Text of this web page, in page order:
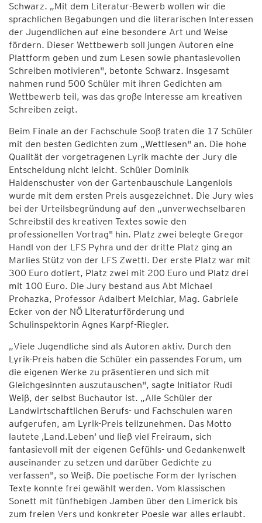
Schwarz. „Mit dem Literatur-Bewerb wollen wir die
sprachlichen Begabungen und die literarischen Interessen
der Jugendlichen auf eine besondere Art und Weise
fördern. Dieser Wettbewerb soll jungen Autoren eine
Plattform geben und zum Lesen sowie phantasievollen
Schreiben motivieren", betonte Schwarz. Insgesamt
nahmen rund 500 Schüler mit ihren Gedichten am
Wettbewerb teil, was das große Interesse am kreativen
Schreiben zeigt.
Beim Finale an der Fachschule Sooß traten die 17 Schüler
mit den besten Gedichten zum „Wettlesen" an. Die hohe
Qualität der vorgetragenen Lyrik machte der Jury die
Entscheidung nicht leicht. Schüler Dominik
Haidenschuster von der Gartenbauschule Langenlois
wurde mit dem ersten Preis ausgezeichnet. Die Jury wies
bei der Urteilsbegründung auf den „unverwechselbaren
Schreibstil des kreativen Textes sowie den
professionellen Vortrag" hin. Platz zwei belegte Gregor
Handl von der LFS Pyhra und der dritte Platz ging an
Marlies Stütz von der LFS Zwettl. Der erste Platz war mit
300 Euro dotiert, Platz zwei mit 200 Euro und Platz drei
mit 100 Euro. Die Jury bestand aus Abt Michael
Prohazka, Professor Adalbert Melchiar, Mag. Gabriele
Ecker von der NÖ Literaturförderung und
Schulinspektorin Agnes Karpf-Riegler.
„Viele Jugendliche sind als Autoren aktiv. Durch den
Lyrik-Preis haben die Schüler ein passendes Forum, um
die eigenen Werke zu präsentieren und sich mit
Gleichgesinnten auszutauschen", sagte Initiator Rudi
Weiß, der selbst Buchautor ist. „Alle Schüler der
Landwirtschaftlichen Berufs- und Fachschulen waren
aufgerufen, am Lyrik-Preis teilzunehmen. Das Motto
lautete ‚Land.Leben‘ und ließ viel Freiraum, sich
fantasievoll mit der eigenen Gefühls- und Gedankenwelt
auseinander zu setzen und darüber Gedichte zu
verfassen", so Weiß. Die poetische Form der lyrischen
Texte konnte frei gewählt werden. Vom klassischen
Sonett mit fünfhebigen Jamben über den Limerick bis
zum freien Vers und konkreter Poesie war alles erlaubt.